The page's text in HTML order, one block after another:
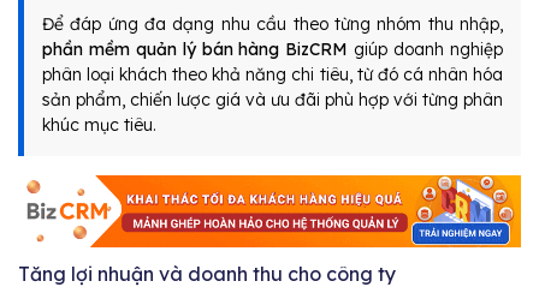
Để đáp ứng đa dạng nhu cầu theo từng nhóm thu nhập,
phần mềm quản lý bán hàng BizCRM giúp doanh nghiệp
phân loại khách theo khả năng chi tiêu, từ đó cá nhân hóa
sản phẩm, chiến lược giá và ưu đãi phù hợp với từng phân
khúc mục tiêu.
Tăng lợi nhuận và doanh thu cho công ty